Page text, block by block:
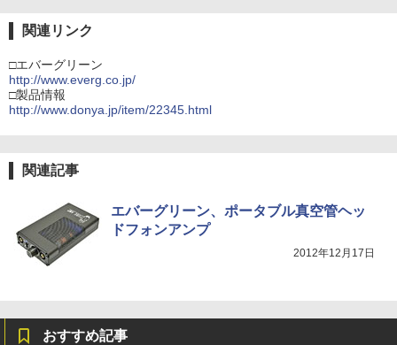
関連リンク
□エバーグリーン
http://www.everg.co.jp/
□製品情報
http://www.donya.jp/item/22345.html
関連記事
エバーグリーン、ポータブル真空管ヘッ
ドフォンアンプ
2012年12月17日
おすすめ記事